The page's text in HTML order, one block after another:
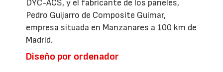
DYC-ACS, y el fabricante de los paneles,
Pedro Guijarro de Composite Guimar,
empresa situada en Manzanares a 100 km de
Madrid.
Diseño por ordenador